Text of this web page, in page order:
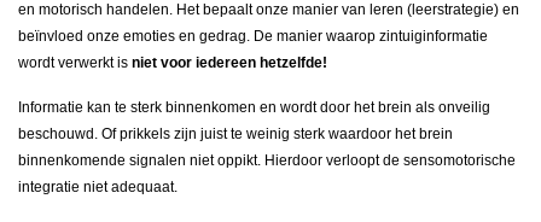
en motorisch handelen. Het bepaalt onze manier van leren (leerstrategie) en
beïnvloed onze emoties en gedrag. De manier waarop zintuiginformatie
wordt verwerkt is niet voor iedereen hetzelfde!
Informatie kan te sterk binnenkomen en wordt door het brein als onveilig
beschouwd. Of prikkels zijn juist te weinig sterk waardoor het brein
binnenkomende signalen niet oppikt. Hierdoor verloopt de sensomotorische
integratie niet adequaat.